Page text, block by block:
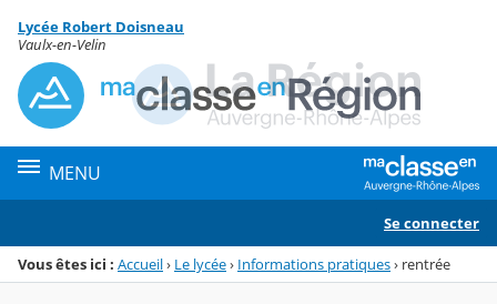
Menu de la rubrique
Contenu
Lycée Robert Doisneau
Vaulx-en-Velin
MENU
Se connecter
Vous êtes ici : Accueil› Le lycée› Informations pratiques› rentrée